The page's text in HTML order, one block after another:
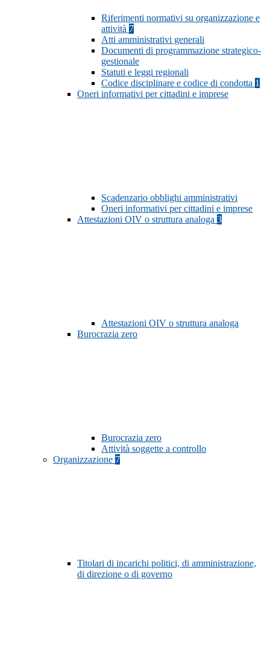
Riferimenti normativi su organizzazione e
attività 7
Atti amministrativi generali
Documenti di programmazione strategico-
gestionale
Statuti e leggi regionali
Codice disciplinare e codice di condotta 1
Oneri informativi per cittadini e imprese
Scadenzario obblighi amministrativi
Oneri informativi per cittadini e imprese
Attestazioni OIV o struttura analoga 3
Attestazioni OIV o struttura analoga
Burocrazia zero
Burocrazia zero
Attività soggette a controllo
Organizzazione 7
Titolari di incarichi politici, di amministrazione,
di direzione o di governo